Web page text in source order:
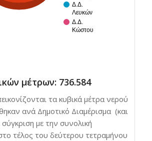
Δ.Δ.
Λευκών
Δ.Δ.
Κώστου
μέτρων: 736.584
τα κυβικά μέτρα νερού
ανά Δημοτικό Διαμέρισμα (και
με την συνολική
τέλος του δεύτερου τετραμήνου